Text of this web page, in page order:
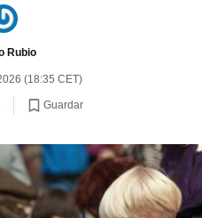
Rubio
(18:35 CET)
Guardar